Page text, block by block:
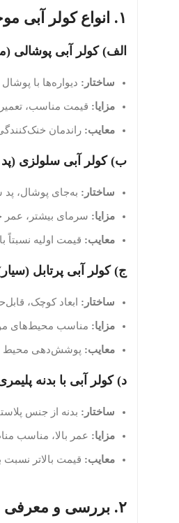
۱. انواع کولر آبی موجود در بازار
الف) کولر آبی پوشالی
ساختار: دیواره‌ها با
مزایا: قیمت مناسب،
معایب: راندمان
ب) کولر آبی سلولزی
ساختار: به‌جای پوشال، پد
مزایا: سرمای بیشتر، عمر چندساله پد (۳ تا ۵ سال)، کاهش
معایب: قیمت اولیه نسبتاً
ج) کولر آبی پرتابل
ساختار: ابعاد کوچک،
مزایا: مناسب محیط‌های
معایب: پوشش‌دهی محیط
د) کولر آبی با بدنه
ساختار: بدنه از جنس
مزایا: عمر بالا، مناسب
معایب: قیمت بالاتر نسبت
۲. بررسی و معرفی برندهای معتبر کولر آبی ایران در سال ۱۴۰۳